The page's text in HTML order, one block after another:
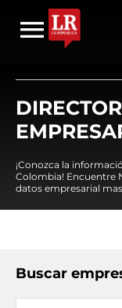
¡Conozca la
Colombia! Encuentre
datos empresarial
Buscar